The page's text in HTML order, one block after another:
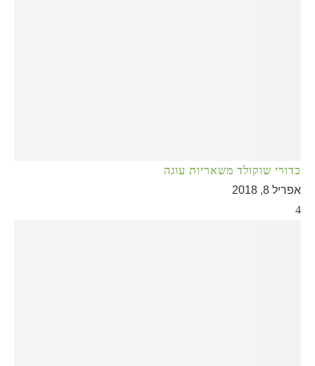
כדורי שוקולד משאריות עוגה
אפריל 8, 2018
4